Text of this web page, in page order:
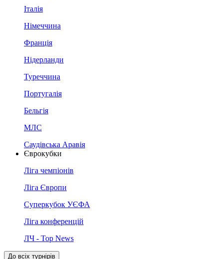
Італія
Німеччина
Франція
Нідерланди
Туреччина
Португалія
Бельгія
МЛС
Саудівська Аравія
Єврокубки
Ліга чемпіонів
Ліга Європи
Суперкубок УЄФА
Ліга конференцій
ЛЧ - Top News
До всіх турнірів